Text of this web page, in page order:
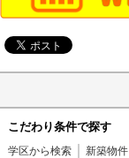
こだわり条件で探す
学区から検索 新築物件